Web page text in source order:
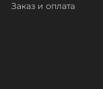
Заказ и оплата